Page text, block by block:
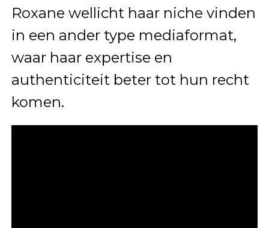
Roxane wellicht haar niche vinden
in een ander type mediaformat,
waar haar expertise en
authenticiteit beter tot hun recht
komen.